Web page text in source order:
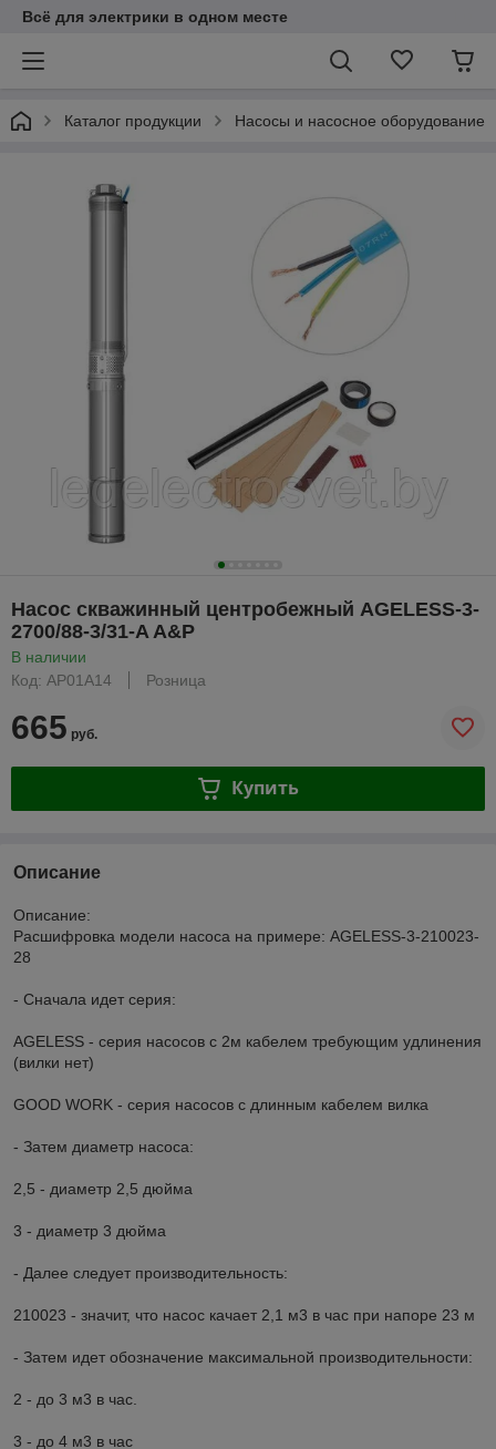
Всё для электрики в одном месте
Каталог продукции Насосы и насосное оборудование
Насос скважинный центробежный AGELESS-3-
2700/88-3/31-A A&P
В наличии
Код: AP01A14
Розница
665 руб.
Купить
Описание
Описание:
Расшифровка модели насоса на примере: AGELESS-3-210023-
28
- Сначала идет серия:
AGELESS - серия насосов с 2м кабелем требующим удлинения
(вилки нет)
GOOD WORK - серия насосов с длинным кабелем вилка
- Затем диаметр насоса:
2,5 - диаметр 2,5 дюйма
3 - диаметр 3 дюйма
- Далее следует производительность:
210023 - значит, что насос качает 2,1 м3 в час при напоре 23 м
- Затем идет обозначение максимальной производительности:
2 - до 3 м3 в час.
3 - до 4 м3 в час